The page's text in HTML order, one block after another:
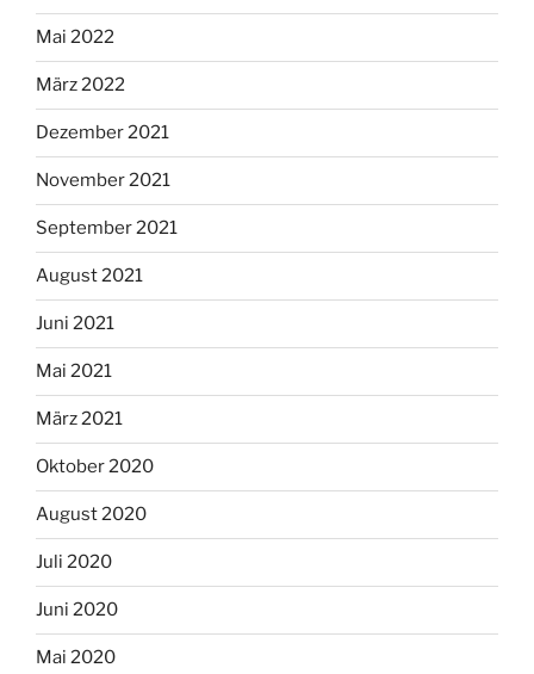
Mai 2022
März 2022
Dezember 2021
November 2021
September 2021
August 2021
Juni 2021
Mai 2021
März 2021
Oktober 2020
August 2020
Juli 2020
Juni 2020
Mai 2020